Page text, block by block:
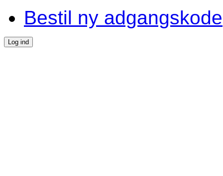
Bestil ny adgangskode